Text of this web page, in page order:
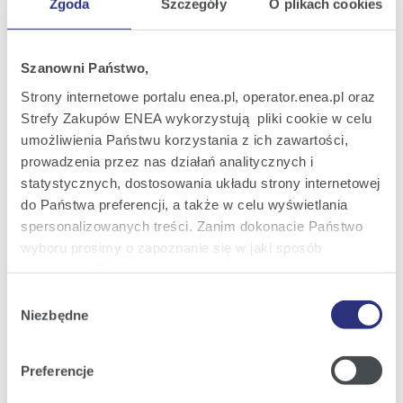
Zgoda Szczegóły O plikach cookies
Szanowni Państwo,
Strony internetowe portalu enea.pl, operator.enea.pl oraz
Strefy Zakupów ENEA wykorzystują pliki cookie w celu
umożliwienia Państwu korzystania z ich zawartości,
prowadzenia przez nas działań analitycznych i
statystycznych, dostosowania układu strony internetowej
do Państwa preferencji, a także w celu wyświetlania
spersonalizowanych treści. Zanim dokonacie Państwo
wyboru prosimy o zapoznanie się w jaki sposób
Szczegółowe informacje na ten temat znajdziecie
Polityce
zgody
Niezbędne
Preferencje
Informacje dla dziennikarzy
Najnowsze informacje prasowe i
nowości z Grupy Enea w Twojej
skrzynce e-mail.
Zapisz się